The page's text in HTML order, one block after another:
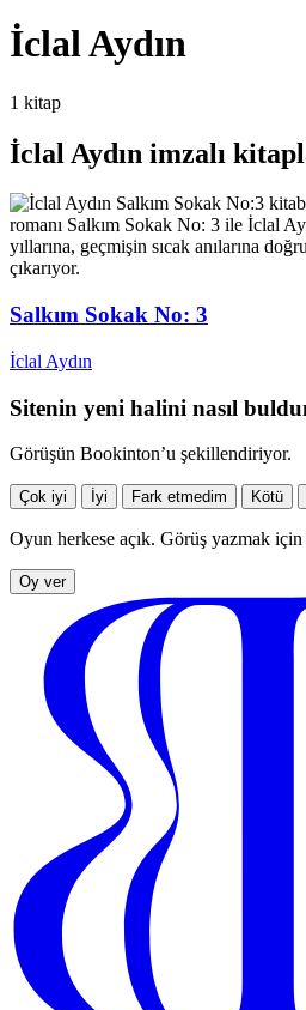
İclal Aydın
1 kitap
İclal Aydın imzalı
romanı Salkım Sokak No: 3 ile İclal
yıllarına, geçmişin sıcak anılarına
çıkarıyor.
Salkım Sokak No: 3
İclal Aydın
Sitenin yeni halini nasıl
Görüşün Bookinton’u şekillendiriyor.
Çok iyi İyi Fark etmedim Kötü
Oyun herkese açık. Görüş yazmak için
Oy ver